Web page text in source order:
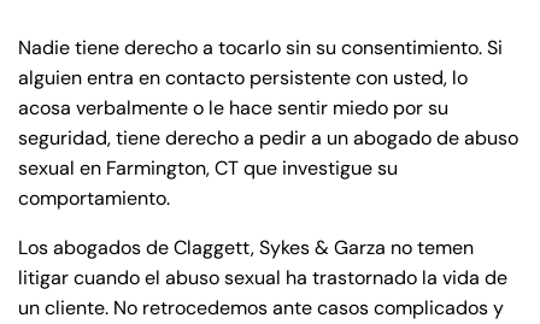
Nadie tiene derecho a tocarlo sin su consentimiento. Si
alguien entra en contacto persistente con usted, lo
acosa verbalmente o le hace sentir miedo por su
seguridad, tiene derecho a pedir a un abogado de abuso
sexual en Farmington, CT que investigue su
comportamiento.
Los abogados de Claggett, Sykes & Garza no temen
litigar cuando el abuso sexual ha trastornado la vida de
un cliente. No retrocedemos ante casos complicados y